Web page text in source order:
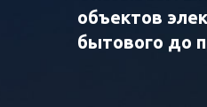
объектов
бытового до